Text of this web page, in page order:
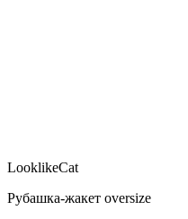
LooklikeCat
Рубашка-жакет oversize